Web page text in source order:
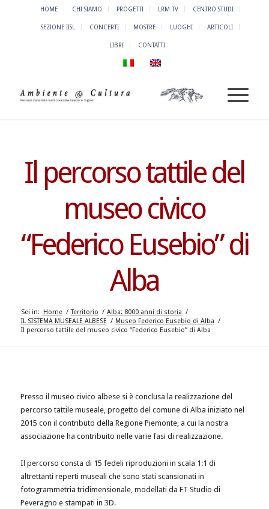
HOME CHI SIAMO PROGETTI LRM TV CENTRO STUDI
SEZIONE IISL CONCERTI MOSTRE LUOGHI ARTICOLI
LIBRI CONTATTI
Il percorso tattile del
museo civico
“Federico Eusebio” di
Alba
Sei in: Home / Territorio / Alba: 8000 anni di storia /
IL SISTEMA MUSEALE ALBESE / Museo Federico Eusebio di Alba /
Il percorso tattile del museo civico “Federico Eusebio” di Alba
Presso il museo civico albese si è conclusa la realizzazione del
percorso tattile museale, progetto del comune di Alba iniziato nel
2015 con il contributo della Regione Piemonte, a cui la nostra
associazione ha contribuito nelle varie fasi di realizzazione.
Il percorso consta di 15 fedeli riproduzioni in scala 1:1 di
altrettanti reperti museali che sono stati scansionati in
fotogrammetria tridimensionale, modellati da FT Studio di
Peveragno e stampati in 3D.